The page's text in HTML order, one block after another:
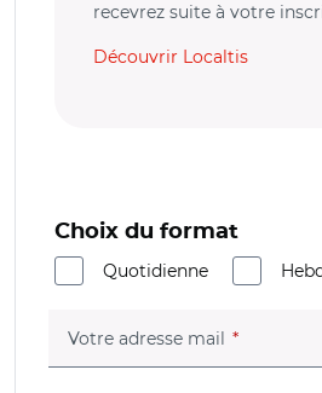
recevrez suite à votre
Découvrir Localtis
Choix du format
Quotidienne
Votre adresse mail (champ